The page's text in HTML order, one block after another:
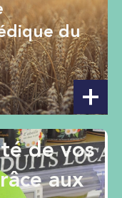
du
de vos
aux